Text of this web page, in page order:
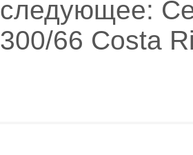
следующее:
300/66 Costa